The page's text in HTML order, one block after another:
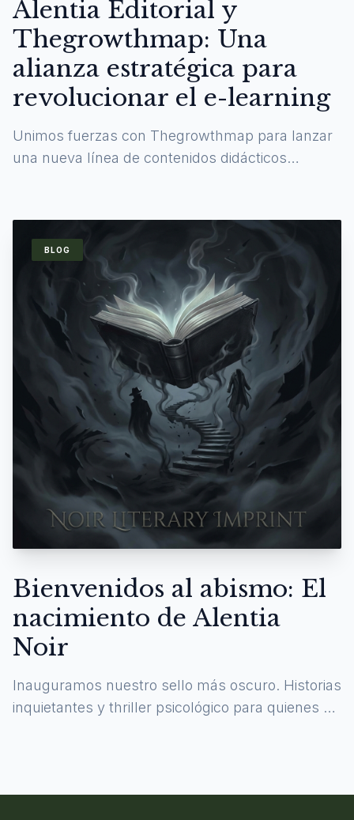
Alentia Editorial y
Thegrowthmap: Una
alianza estratégica para
revolucionar el e-learning
Unimos fuerzas con Thegrowthmap para lanzar
una nueva línea de contenidos didácticos
BLOG
Bienvenidos al abismo: El
nacimiento de Alentia
Noir
Inauguramos nuestro sello más oscuro. Historias
inquietantes y thriller psicológico para quienes se